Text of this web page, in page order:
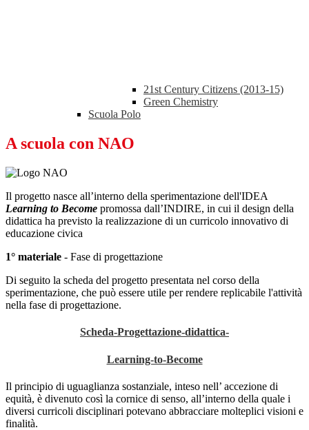
21st Century Citizens (2013-15)
Green Chemistry
Scuola Polo
A scuola con NAO
Il progetto nasce all’interno della sperimentazione dell'IDEA
Learning to Become promossa dall’INDIRE, in cui il design della
didattica ha previsto la realizzazione di un curricolo innovativo di
educazione civica
1° materiale - Fase di progettazione
Di seguito la scheda del progetto presentata nel corso della
sperimentazione, che può essere utile per rendere replicabile l'attività
nella fase di progettazione.
Scheda-Progettazione-didattica-
Learning-to-Become
Il principio di uguaglianza sostanziale, inteso nell’ accezione di
equità, è divenuto così la cornice di senso, all’interno della quale i
diversi curricoli disciplinari potevano abbracciare molteplici visioni e
finalità.